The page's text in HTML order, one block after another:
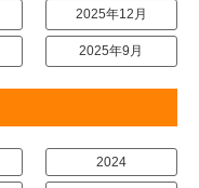
2025年12月
2025年9月
2024